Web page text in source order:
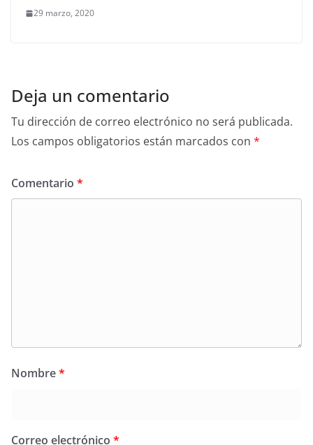
29 marzo, 2020
Deja un comentario
Tu dirección de correo electrónico no será publicada.
Los campos obligatorios están marcados con *
Comentario *
Nombre*
Correo electrónico *